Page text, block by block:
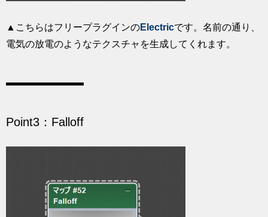
▲こちらはフリープラグインのElectricです。名前の通り、
電気の放電のようなテクスチャを生成してくれます。
Point3：Falloff